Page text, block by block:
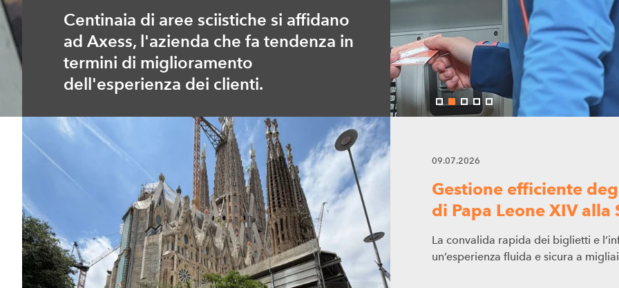
Centinaia di aree sciistiche si affidano
ad Axess, l'azienda che fa tendenza in
termini di miglioramento
dell'esperienza dei clienti.
09.07.2026
Gestione efficiente
di Papa Leone XIV alla
La convalida rapida dei biglietti e
un’esperienza fluida e sicura a